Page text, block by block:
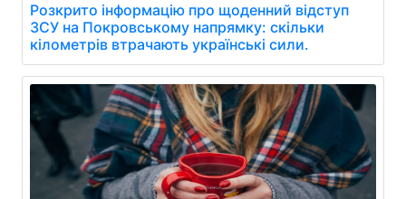
Розкрито інформацію про щоденний відступ
ЗСУ на Покровському напрямку: скільки
кілометрів втрачають українські сили.